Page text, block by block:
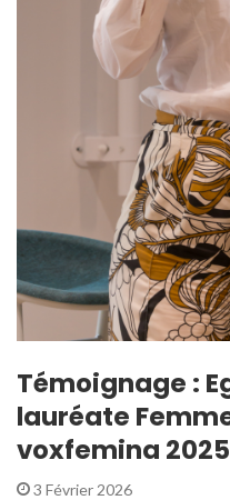
Témoignage :
lauréate
voxfemina 2025
3 Février 2026